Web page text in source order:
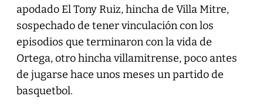
apodado El Tony Ruiz, hincha de Villa Mitre,
sospechado de tener vinculación con los
episodios que terminaron con la vida de
Ortega, otro hincha villamitrense, poco antes
de jugarse hace unos meses un partido de
basquetbol.